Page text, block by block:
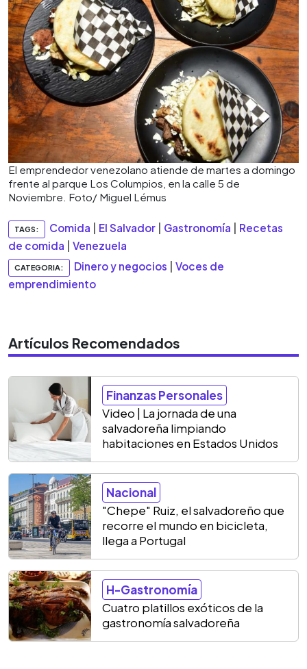
El emprendedor venezolano atiende de martes a domingo
frente al parque Los Columpios, en la calle 5 de
Noviembre. Foto/ Miguel Lémus
TAGS: Comida El Salvador Gastronomía
Recetas
de comida
Venezuela
CATEGORIA: Dinero y negocios
Voces de
emprendimiento
Artículos Recomendados
Finanzas Personales
Video | La jornada de una
salvadoreña limpiando
habitaciones en Estados Unidos
Nacional
"Chepe" Ruiz, el salvadoreño que
recorre el mundo en bicicleta,
llega a Portugal
H-Gastronomía
Cuatro platillos exóticos de la
gastronomía salvadoreña